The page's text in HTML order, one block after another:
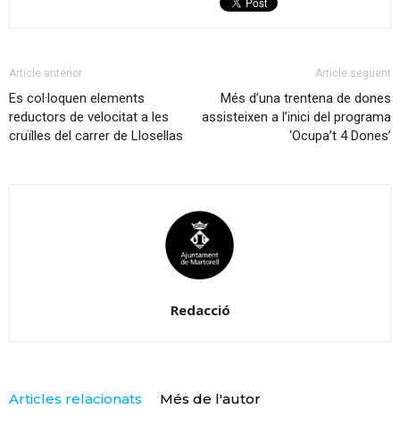
Article anterior
Es col·loquen elements
reductors de velocitat a les
cruïlles del carrer de Llosellas
Article següent
Més d’una trentena de dones
assisteixen a l’inici del programa
‘Ocupa’t 4 Dones’
Redacció
Articles relacionats Més de l'autor